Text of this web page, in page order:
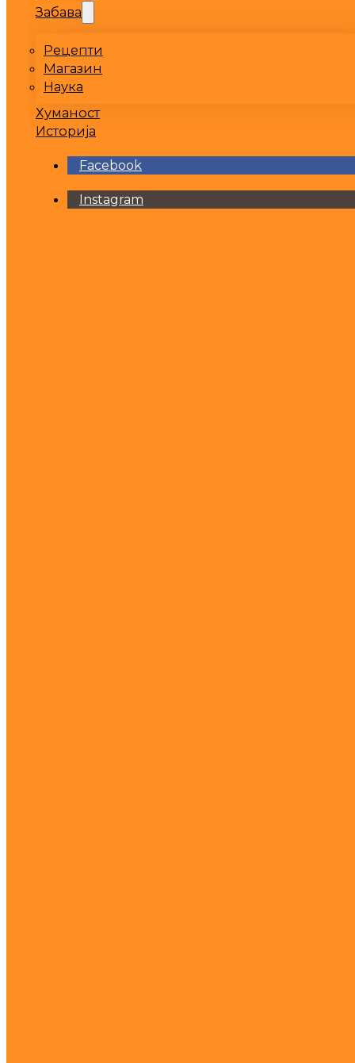
Забава
Рецепти
Магазин
Наука
Хуманост
Историја
Facebook
Instagram